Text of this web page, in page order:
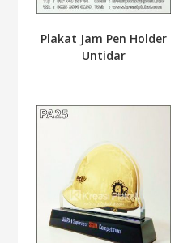
Plakat Jam Pen Holder
Untidar